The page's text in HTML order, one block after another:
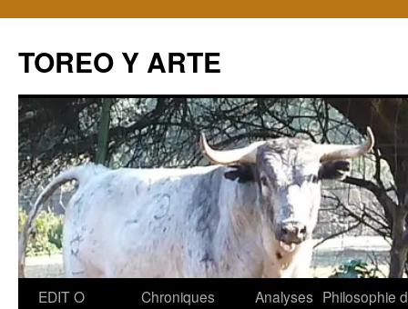
TOREO Y ARTE
Aller
EDIT O
Chroniques
Analyses Philosophie